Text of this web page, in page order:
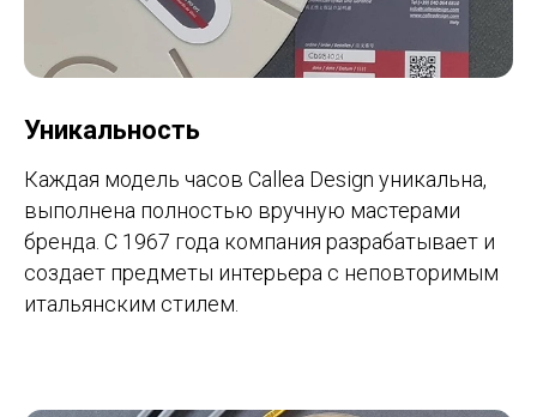
Уникальность
Каждая модель часов Callea Design уникальна,
выполнена полностью вручную мастерами
бренда. С 1967 года компания разрабатывает и
создает предметы интерьера с неповторимым
итальянским стилем.